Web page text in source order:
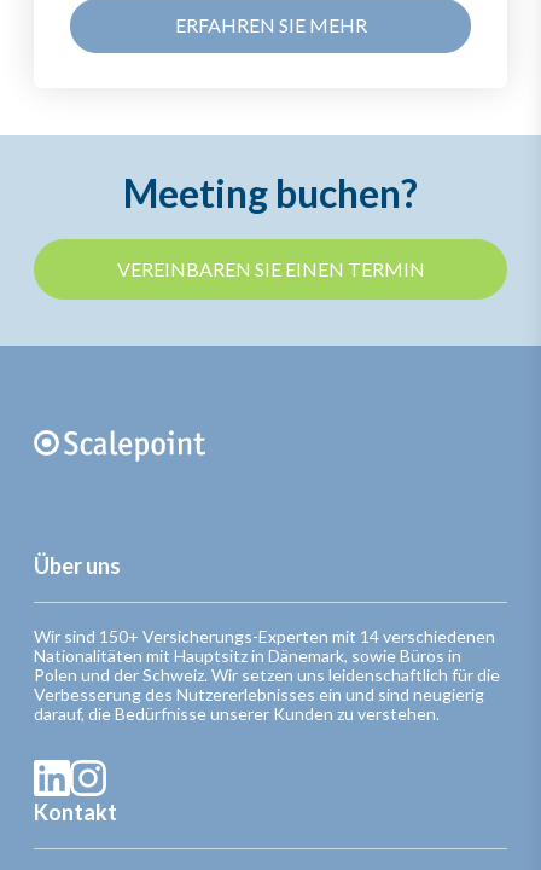
ERFAHREN SIE MEHR
Meeting buchen?
VEREINBAREN SIE EINEN TERMIN
Über uns
Wir sind 150+ Versicherungs-Experten mit 14 verschiedenen
Nationalitäten mit Hauptsitz in Dänemark, sowie Büros in
Polen und der Schweiz. Wir setzen uns leidenschaftlich für die
Verbesserung des Nutzererlebnisses ein und sind neugierig
darauf, die Bedürfnisse unserer Kunden zu verstehen.
Kontakt